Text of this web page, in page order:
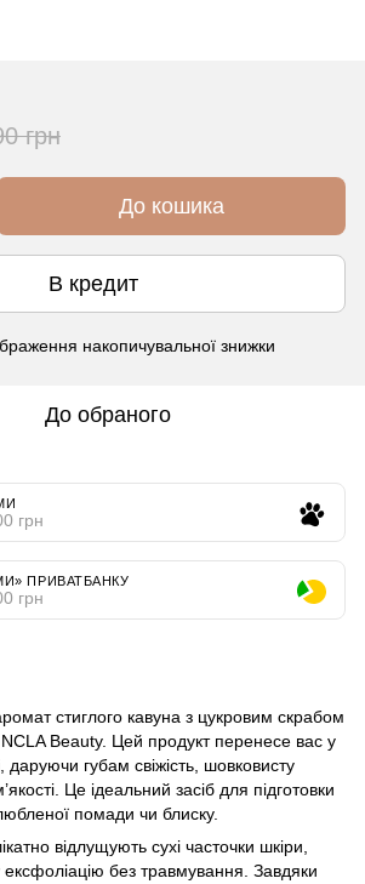
грн
До кошика
В кредит
накопичувальної знижки
До обраного
грн
ПРИВАТБАНКУ
грн
стиглого кавуна з цукровим скрабом
Beauty. Цей продукт перенесе вас у
даруючи губам свіжість, шовковисту
Це ідеальний засіб для підготовки
помади чи блиску.
відлущують сухі часточки шкіри,
без травмування. Завдяки